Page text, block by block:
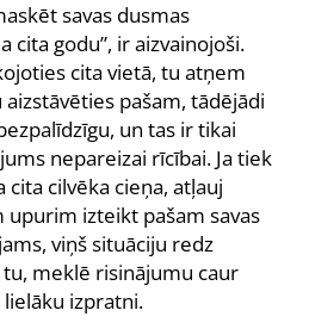
savas dusmas
cita godu”, ir aizvainojoši.
cita vietā, tu atņem
pašam, tādējādi
un tas ir tikai
nepareizai rīcībai. Ja tiek
cita cilvēka cieņa, atļauj
upurim izteikt pašam savas
viņš situāciju redz
tu, meklē risinājumu caur
izpratni.